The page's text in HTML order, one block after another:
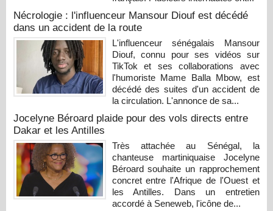
Nécrologie : l'influenceur Mansour Diouf est décédé
dans un accident de la route
L'influenceur sénégalais Mansour
Diouf, connu pour ses vidéos sur
TikTok et ses collaborations avec
l'humoriste Mame Balla Mbow, est
décédé des suites d'un accident de
la circulation. L'annonce de sa...
Jocelyne Béroard plaide pour des vols directs entre
Dakar et les Antilles
Très attachée au Sénégal, la
chanteuse martiniquaise Jocelyne
Béroard souhaite un rapprochement
concret entre l'Afrique de l'Ouest et
les Antilles. Dans un entretien
accordé à Seneweb, l'icône de...